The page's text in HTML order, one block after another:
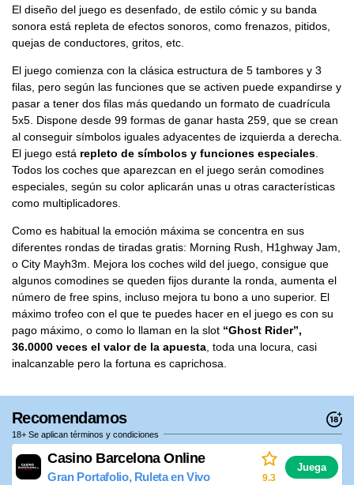
El diseño del juego es desenfado, de estilo cómic y su banda
sonora está repleta de efectos sonoros, como frenazos, pitidos,
quejas de conductores, gritos, etc.
El juego comienza con la clásica estructura de 5 tambores y 3
filas, pero según las funciones que se activen puede expandirse y
pasar a tener dos filas más quedando un formato de cuadrícula
5x5. Dispone desde 99 formas de ganar hasta 259, que se crean
al conseguir símbolos iguales adyacentes de izquierda a derecha.
El juego está repleto de símbolos y funciones especiales
Todos los coches que aparezcan en el juego serán comodines
especiales, según su color aplicarán unas u otras características
como multiplicadores.
Como es habitual la emoción máxima se concentra en sus
diferentes rondas de tiradas gratis: Morning Rush, H1ghway Jam,
o City Mayh3m. Mejora los coches wild del juego, consigue que
algunos comodines se queden fijos durante la ronda, aumenta el
número de free spins, incluso mejora tu bono a uno superior. El
máximo trofeo con el que te puedes hacer en el juego es con su
pago máximo, o como lo llaman en la slot “Ghost Rider”,
36.0000 veces el valor de la apuesta , toda una locura, casi
inalcanzable pero la fortuna es caprichosa.
Recomendamos
18+ Se aplican términos y condiciones
Casino Barcelona Online
Gran Portafolio, Ruleta en Vivo 9.3
Juega